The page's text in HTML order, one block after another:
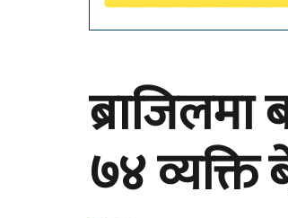
७४ व्यक्ति